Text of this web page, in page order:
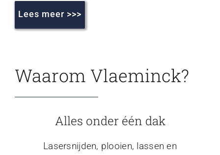
Lees meer >>>
Waarom Vlaeminck?
Alles onder één dak
Lasersnijden, plooien, lassen en